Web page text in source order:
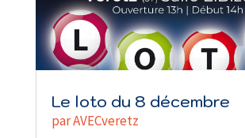
Le loto du 8 décembre
parAVECveretz